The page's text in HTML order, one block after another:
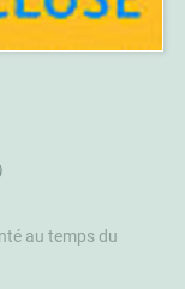
au temps du